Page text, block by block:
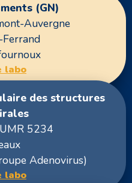
(GN)
Auvergne
labo
des structures
5234
Adenovirus)
labo